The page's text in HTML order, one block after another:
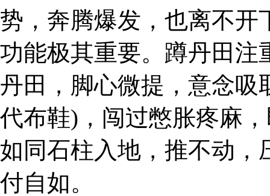
势，奔腾爆发，也离不开
功能极其重要。蹲丹田注
丹田，脚心微提，意念吸
代布鞋)，闯过憋胀疼麻
如同石柱入地，推不动，
付自如。